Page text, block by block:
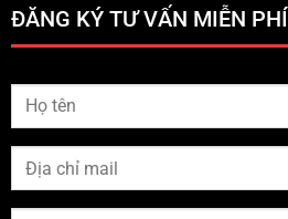
ĐĂNG KÝ TƯ VẤN MIỄN PHÍ